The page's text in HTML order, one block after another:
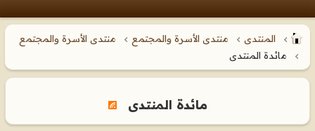
المنتدى منتدى الأسرة والمجتمع
منتدى الأسرة والمجتمع
مائدة المنتدى
مائدة المنتدى